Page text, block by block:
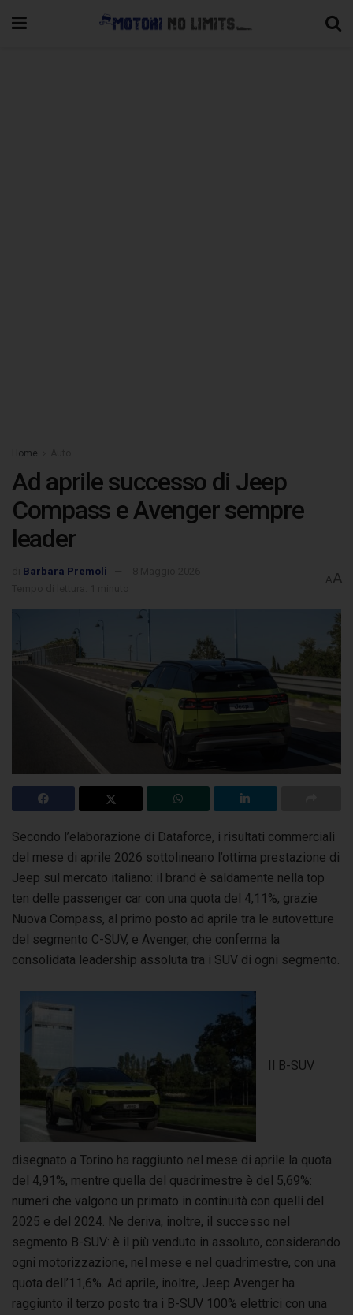
Home
Ad aprile successo di Jeep
Compass e Avenger sempre
leader
Barbara Premoli
AA
Secondo l’elaborazione di Dataforce, i risultati commerciali
del mese di aprile 2026 sottolineano l’ottima prestazione di
Jeep sul mercato italiano: il brand è saldamente nella top
ten delle passenger car con una quota del 4,11%, grazie
Nuova Compass, al primo posto ad aprile tra le autovetture
del segmento C-SUV, e Avenger, che conferma la
consolidata leadership assoluta tra i SUV di ogni segmento.
Il B-SUV
disegnato a Torino ha raggiunto nel mese di aprile la quota
del 4,91%, mentre quella del quadrimestre è del 5,69%:
numeri che valgono un primato in continuità con quelli del
2025 e del 2024. Ne deriva, inoltre, il successo nel
segmento B-SUV: è il più venduto in assoluto, considerando
ogni motorizzazione, nel mese e nel quadrimestre, con una
quota dell’11,6%. Ad aprile, inoltre, Jeep Avenger ha
raggiunto il terzo posto tra i B-SUV 100% elettrici con una